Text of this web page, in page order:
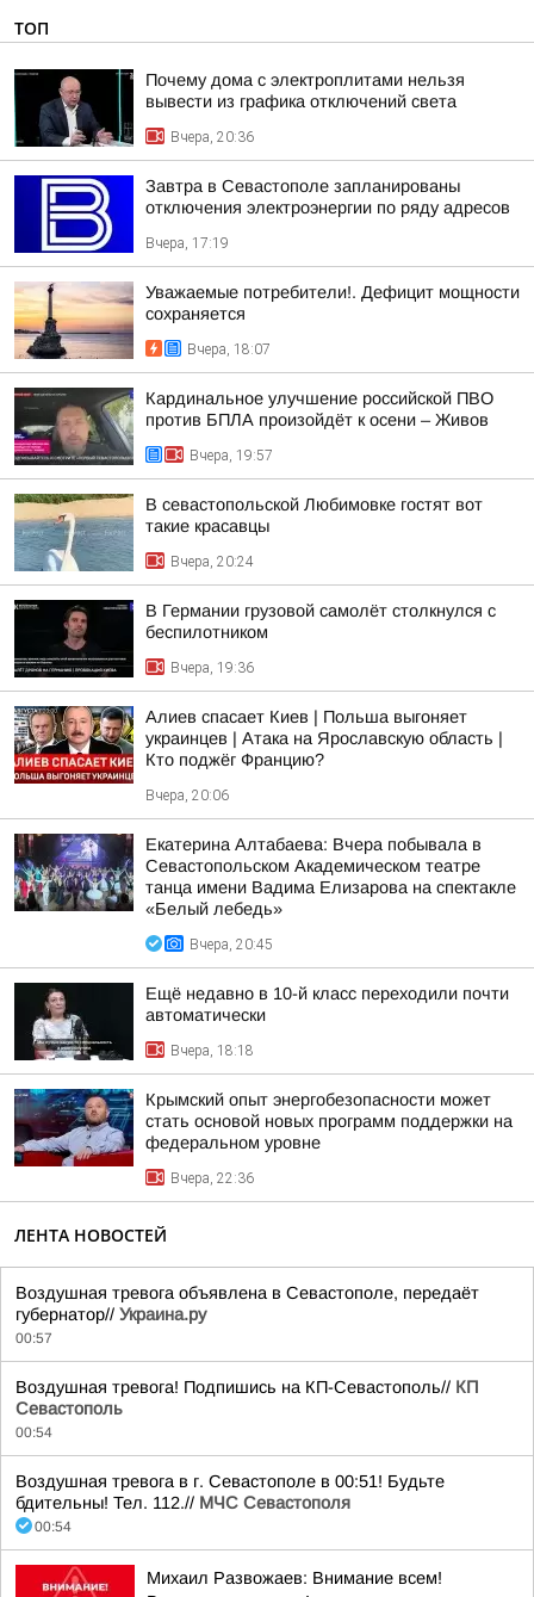
ТОП
Почему дома с электроплитами нельзя
вывести из графика отключений света
Вчера, 20:36
Завтра в Севастополе запланированы
отключения электроэнергии по ряду адресов
Вчера, 17:19
Уважаемые потребители!. Дефицит мощности
сохраняется
Вчера, 18:07
Кардинальное улучшение российской ПВО
против БПЛА произойдёт к осени – Живов
Вчера, 19:57
В севастопольской Любимовке гостят вот
такие красавцы
Вчера, 20:24
В Германии грузовой самолёт столкнулся с
беспилотником
Вчера, 19:36
Алиев спасает Киев | Польша выгоняет
украинцев | Атака на Ярославскую область |
Кто поджёг Францию?
Вчера, 20:06
Екатерина Алтабаева: Вчера побывала в
Севастопольском Академическом театре
танца имени Вадима Елизарова на спектакле
«Белый лебедь»
Вчера, 20:45
Ещё недавно в 10-й класс переходили почти
автоматически
Вчера, 18:18
Крымский опыт энергобезопасности может
стать основой новых программ поддержки на
федеральном уровне
Вчера, 22:36
ЛЕНТА НОВОСТЕЙ
Воздушная тревога объявлена в Севастополе, передаёт
губернатор// Украина.ру
00:57
Воздушная тревога! Подпишись на КП-Севастополь// КП
Севастополь
00:54
Воздушная тревога в г. Севастополе в 00:51! Будьте
бдительны! Тел. 112.// МЧС Севастополя
00:54
Михаил Развожаев: Внимание всем!